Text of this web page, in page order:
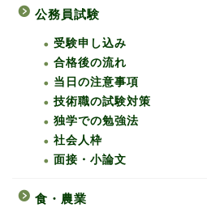
公務員試験
受験申し込み
合格後の流れ
当日の注意事項
技術職の試験対策
独学での勉強法
社会人枠
面接・小論文
食・農業